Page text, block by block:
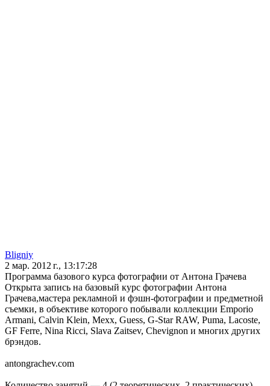
Bligniy
2 мар. 2012 г., 13:17:28
Программа базового курса фотографии от Антона Грачева
Открыта запись на базовый курс фотографии Антона
Грачева,мастера рекламной и фэшн-фотографии и предметной
съемки, в объективе которого побывали коллекции Emporio
Armani, Calvin Klein, Mexx, Guess, G-Star RAW, Puma, Lacoste,
GF Ferre, Nina Ricci, Slava Zaitsev, Chevignon и многих других
брэндов.
antongrachev.com